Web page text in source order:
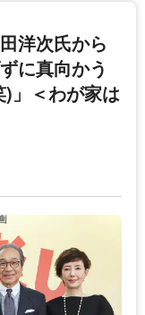
洋次氏から
に真向かう
」＜わが家は